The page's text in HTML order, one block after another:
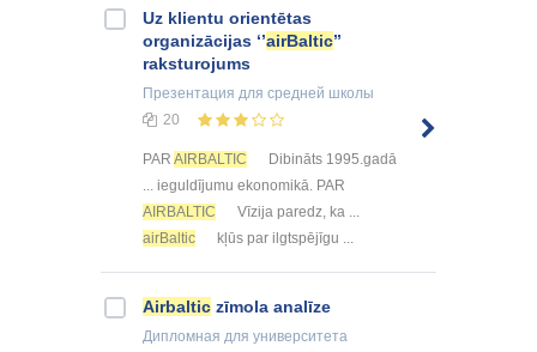
Uz klientu orientētas
organizācijas ‘’airBaltic’’
raksturojums
Презентация для средней школы
20
PAR AIRBALTIC
Dibināts 1995.gadā
... ieguldījumu ekonomikā. PAR
AIRBALTIC
Vīzija paredz, ka ...
airBaltic
kļūs par ilgtspējīgu ...
Airbaltic zīmola analīze
Дипломная для университета